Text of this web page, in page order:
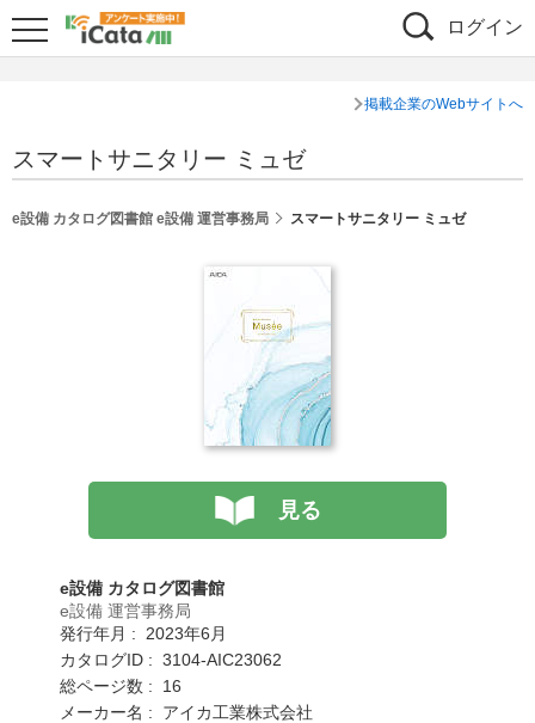
ログイン
掲載企業のWebサイトへ
スマートサニタリー ミュゼ
e設備 カタログ図書館 e設備 運営事務局 スマートサニタリー ミュゼ
見る
e設備 カタログ図書館
e設備 運営事務局
発行年月 : 2023年6月
カタログID : 3104-AIC23062
総ページ数 : 16
メーカー名 : アイカ工業株式会社